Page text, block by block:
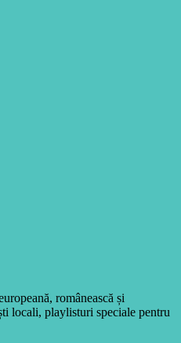
românească și
locali, playlisturi speciale pentru